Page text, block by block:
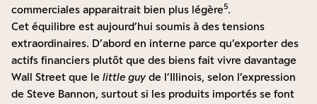
commerciales apparaitrait bien plus légère5.
Cet équilibre est aujourd’hui soumis à des tensions
extraordinaires. D’abord en interne parce qu’exporter des
actifs financiers plutôt que des biens fait vivre davantage
Wall Street que le little guy de l’Illinois, selon l’expression
de Steve Bannon, surtout si les produits importés se font